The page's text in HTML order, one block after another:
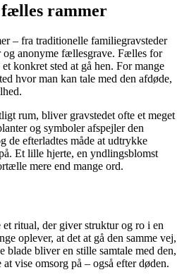
rammer
– fra traditionelle familiegravsteder
og anonyme fællesgrave. Fælles for
konkret sted at gå hen. For mange
hvor man kan tale med den afdøde,
rum, bliver gravstedet ofte et meget
og symboler afspejler den
de efterladtes måde at udtrykke
Et lille hjerte, en yndlingsblomst
mere end mange ord.
ritual, der giver struktur og ro i en
oplever, at det at gå den samme vej,
bliver en stille samtale med den,
vise omsorg på – også efter døden.